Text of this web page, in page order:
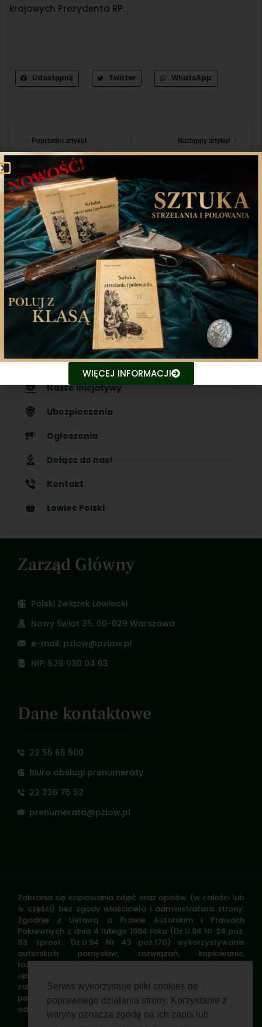
Serwis wykorzystuje pliki cookies do
poprawnego działania strony. Korzystanie z
witryny oznacza zgodę na ich zapis lub
krajowych Prezydenta RP.
Udostępnij Twitter WhatsApp
Poprzedni artykuł Następny artykuł
Aplikacja mobilna
Nasza aplikacja to doskonały towarzysz każdego
miłośnika łowiectwa, który pragnie pozostać na
bieżąco z najnowszymi treściami związanych stron.
Śledź aktualne wydarzenia
Udostępniaj treści znajomym
Nasze inicjatywy
Ubezpieczenia
Ogłoszenia
Dołącz do nas!
Kontakt
Łowiec Polski
Zarząd Główny
Polski Związek Łowiecki
Nowy Świat 35, 00-029 Warszawa
e-mail: pzlow@pzlow.pl
NIP: 526 030 04 63
Dane kontaktowe
22 55 65 500
Biuro obsługi prenumeraty
22 336 75 52
prenumerata@pzlow.pl
Zabrania się kopiowania zdjęć oraz opisów (w całości lub
w części) bez zgody właściciela i administratora strony.
Zgodnie z Ustawą o Prawie Autorskim i Prawach
Pokrewnych z dnia 4 lutego 1994 roku (Dz.U.94 Nr 24 poz.
83, sprost.: Dz.U.94 Nr 43 poz.170) wykorzystywanie
autorskich pomysłów, rozwiązań, kopiowanie,
rozpowszechnianie zdjęć, fragmentów grafiki, tekstów
opisów w celach zarobkowych, bez zezwolenia autora jest
zabronione i stanowi naruszenie praw autorskich oraz
podlega karze. Znaki towarowe i graficzne są własnością
odpowiednich firm i/lub instytucji.
WIĘCEJ INFORMACJI